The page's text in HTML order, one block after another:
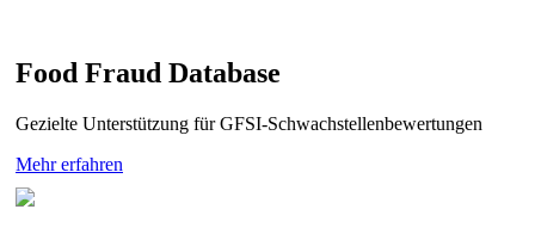
Food Fraud Database
Gezielte Unterstützung für GFSI-Schwachstellenbewertungen
Mehr erfahren